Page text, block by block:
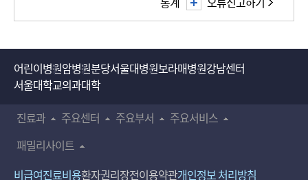
어린이병원암병원분당서울대병원보라매병원강남센터
서울대학교의과대학
진료과
주요센터 주요부서
주요서비스
패밀리사이트
비급여진료비용환자권리장전이용약관개인정보 처리방침